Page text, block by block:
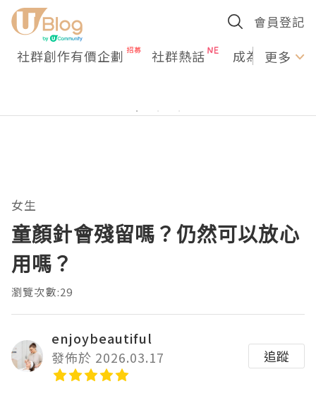
會員登記
社群創作有價企劃 社群熱話 成為U更多
女生
童顏針會殘留嗎？仍然可以放心
用嗎？
瀏覽次數:29
enjoybeautiful
發佈於 2026.03.17
追蹤